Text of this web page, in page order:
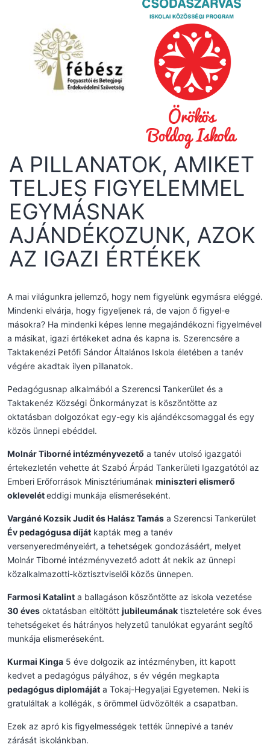
A PILLANATOK, AMIKET
TELJES FIGYELEMMEL
EGYMÁSNAK
AJÁNDÉKOZUNK, AZOK
AZ IGAZI ÉRTÉKEK
A mai világunkra jellemző, hogy nem figyelünk egymásra eléggé.
Mindenki elvárja, hogy figyeljenek rá, de vajon ő figyel-e
másokra? Ha mindenki képes lenne megajándékozni figyelmével
a másikat, igazi értékeket adna és kapna is. Szerencsére a
Taktakenézi Petőfi Sándor Általános Iskola életében a tanév
végére akadtak ilyen pillanatok.
Pedagógusnap alkalmából a Szerencsi Tankerület és a
Taktakenéz Községi Önkormányzat is köszöntötte az
oktatásban dolgozókat egy-egy kis ajándékcsomaggal és egy
közös ünnepi ebéddel.
Molnár Tiborné intézményvezető a tanév utolsó igazgatói
értekezletén vehette át Szabó Árpád Tankerületi Igazgatótól az
Emberi Erőforrások Minisztériumának miniszteri elismerő
okleveléteddigi munkája elismeréseként.
Vargáné Kozsik Judit és Halász Tamás a Szerencsi Tankerület
Év pedagógusa díját kapták meg a tanév
versenyeredményeiért, a tehetségek gondozásáért, melyet
Molnár Tiborné intézményvezető adott át nekik az ünnepi
közalkalmazotti-köztisztviselői közös ünnepen.
Farmosi Katalint a ballagáson köszöntötte az iskola vezetése
30 éves oktatásban eltöltött jubileumának tiszteletére sok éves
tehetségeket és hátrányos helyzetű tanulókat egyaránt segítő
munkája elismeréseként.
Kurmai Kinga 5 éve dolgozik az intézményben, itt kapott
kedvet a pedagógus pályához, s év végén megkapta
pedagógus diplomáját a Tokaj-Hegyaljai Egyetemen. Neki is
gratuláltak a kollégák, s örömmel üdvözölték a csapatban.
Ezek az apró kis figyelmességek tették ünnepivé a tanév
zárását iskolánkban.